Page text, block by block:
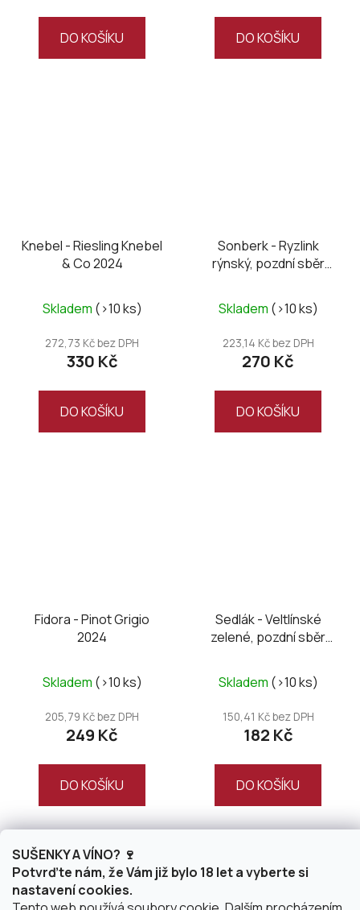
SUŠENKY A VÍNO? 🍷
Potvrďte nám, že Vám již bylo 18 let a vyberte si
nastavení cookies.
DO KOŠÍKU DO KOŠÍKU
Knebel - Riesling Knebel
& Co 2024
Skladem (>10 ks)
272,73 Kč bez DPH
330 Kč
DO KOŠÍKU
Sonberk - Ryzlink
rýnský, pozdní sběr
Skladem (>10 ks)
223,14 Kč bez DPH
270 Kč
DO KOŠÍKU
Fidora - Pinot Grigio
2024
Skladem (>10 ks)
205,79 Kč bez DPH
249 Kč
DO KOŠÍKU
Sedlák - Veltlínské
zelené, pozdní sběr
Skladem (>10 ks)
150,41 Kč bez DPH
182 Kč
DO KOŠÍKU